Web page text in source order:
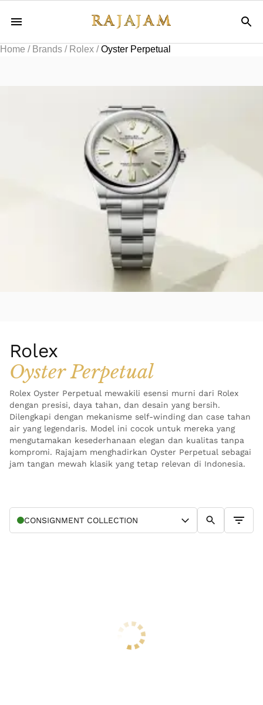
Home / Brands / Rolex /Oyster Perpetual
Rolex
Oyster Perpetual
Rolex Oyster Perpetual mewakili esensi murni dari Rolex
dengan presisi, daya tahan, dan desain yang bersih.
Dilengkapi dengan mekanisme self-winding dan case tahan
air yang legendaris. Model ini cocok untuk mereka yang
mengutamakan kesederhanaan elegan dan kualitas tanpa
kompromi. Rajajam menghadirkan Oyster Perpetual sebagai
jam tangan mewah klasik yang tetap relevan di Indonesia.
CONSIGNMENT COLLECTION